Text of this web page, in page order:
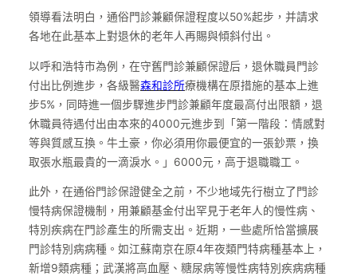
領導看法明白，通俗門診兼顧保證程度以50%起步，并請求
各地在此基本上對退休的老年人再賜與傾斜付出。
以呼和浩特市為例，在守舊門診兼顧保證后，退休職員門診
付出比例進步，各級醫森和診所療機構在原措施的基本上進
步5%，同時進一個步驟進步門診兼顧年度最高付出限額，退
休職員待遇付出由本來的4000元進步到「第一階段：情感對
等與質感互換。牛土豪，你必須用你最便宜的一張鈔票，換
取張水瓶最貴的一滴淚水。」6000元，高于退職職工。
此外，在通俗門診保證健全之前，不少地域先行樹立了門診
慢特病保證機制，用兼顧基金付出罕見于老年人的慢性病、
特別疾病在門診產生的所需支出。近期，一些處所恰當擴展
門診特別病病種。如江蘇南京在原4年夜類門特病種基本上，
新增9類病種；武漢將高血壓、糖尿病等慢性病特別疾病病種